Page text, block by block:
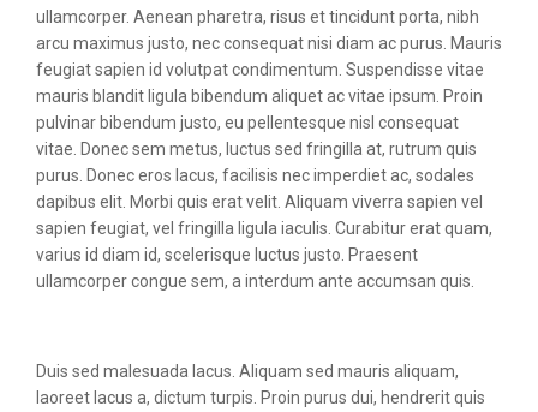
ullamcorper. Aenean pharetra, risus et tincidunt porta, nibh
arcu maximus justo, nec consequat nisi diam ac purus. Mauris
feugiat sapien id volutpat condimentum. Suspendisse vitae
mauris blandit ligula bibendum aliquet ac vitae ipsum. Proin
pulvinar bibendum justo, eu pellentesque nisl consequat
vitae. Donec sem metus, luctus sed fringilla at, rutrum quis
purus. Donec eros lacus, facilisis nec imperdiet ac, sodales
dapibus elit. Morbi quis erat velit. Aliquam viverra sapien vel
sapien feugiat, vel fringilla ligula iaculis. Curabitur erat quam,
varius id diam id, scelerisque luctus justo. Praesent
ullamcorper congue sem, a interdum ante accumsan quis.
Duis sed malesuada lacus. Aliquam sed mauris aliquam,
laoreet lacus a, dictum turpis. Proin purus dui, hendrerit quis